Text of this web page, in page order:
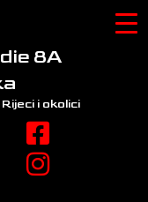
8A
Rijeci i okolici